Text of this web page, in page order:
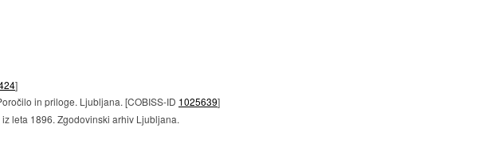
]
in priloge. Ljubljana. [COBISS-ID 1025639]
leta 1896. Zgodovinski arhiv Ljubljana.